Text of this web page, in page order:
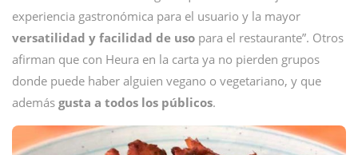
experiencia gastronómica para el usuario y la mayor
versatilidad y facilidad de uso para el restaurante”. Otros
afirman que con Heura en la carta ya no pierden grupos
donde puede haber alguien vegano o vegetariano, y que
además gusta a todos los públicos.